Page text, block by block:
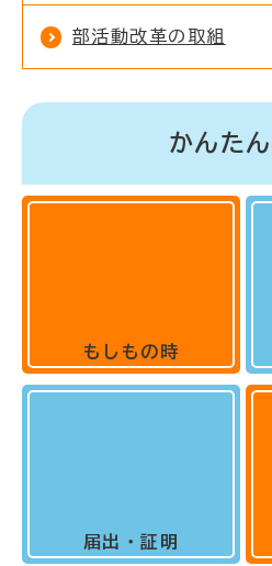
部活動改革の取組
かんた
もしもの時
届出・証明